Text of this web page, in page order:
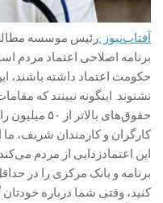
آفتاب‌‌نیوز :رئیس موسسه
برنامه اصلاحی اعتماد مردم
حکومت اعتماد داشته باشند،
نشنوند. اینگونه نبینند که
حقوق‌های
کارگران و کارمندان شریف، ما
این اعتمادزدایی از مردم
برنامه و بانک مرکزی را در
کنید، وقتی شما درباره